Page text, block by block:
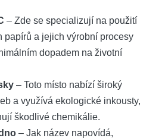
– Zde se specializují na použití
papírů a jejich výrobní procesy
dopadem na životní
– Toto místo nabízí široký
a využívá ekologické inkousty,
škodlivé chemikálie.
– Jak název napovídá,